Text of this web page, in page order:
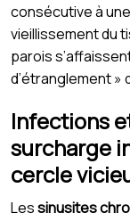
consécutive à
vieillissement du
parois
d’étranglement »
Infections
surcharge
cercle
Lessinusites